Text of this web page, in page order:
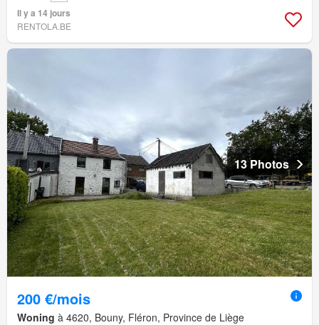
Il y a 14 jours
RENTOLA.BE
13 Photos
200 €/mois
Woning à 4620, Bouny, Fléron, Province de Liège